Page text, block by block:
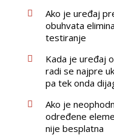
Ako je uređaj
obuhvata
testiranje
Kada je uređaj
radi se najpre
pa tek onda
Ako je
određene
nije besplatna